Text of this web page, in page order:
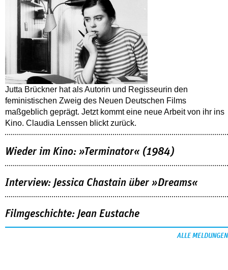
Jutta Brückner hat als Autorin und Regisseurin den
feministischen Zweig des Neuen Deutschen Films
maßgeblich geprägt. Jetzt kommt eine neue Arbeit von ihr ins
Kino. Claudia Lenssen blickt zurück.
Wieder im Kino: »Terminator« (1984)
Interview: Jessica Chastain über »Dreams«
Filmgeschichte: Jean Eustache
ALLE MELDUNGEN